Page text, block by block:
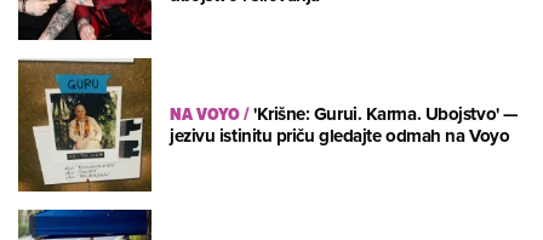
NA VOYO/'Krišne: Gurui. Karma. Ubojstvo' —
jezivu istinitu priču gledajte odmah na Voyo